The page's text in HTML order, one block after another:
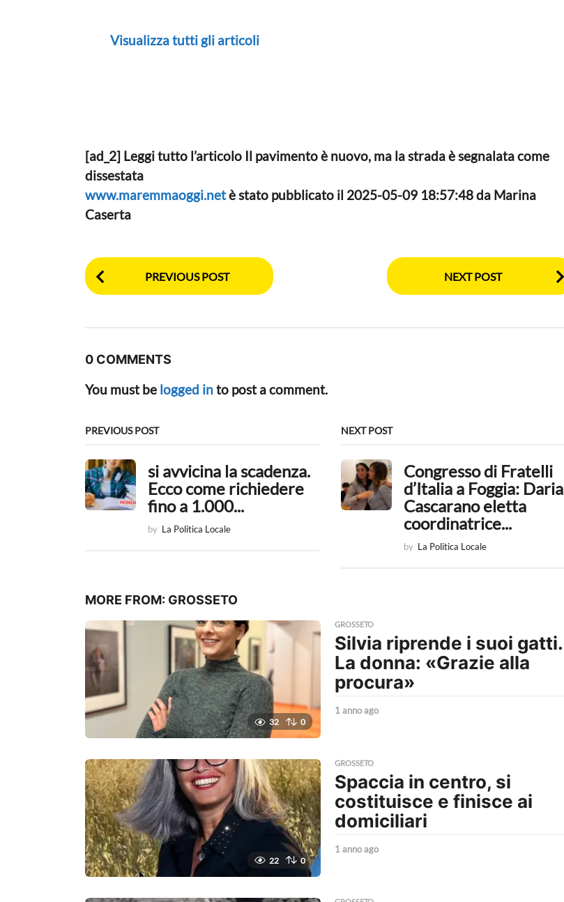
Visualizza tutti gli articoli
[ad_2] Leggi tutto l’articolo Il pavimento è nuovo, ma la strada è segnalata come
dissestata
www.maremmaoggi.netè stato pubblicato il 2025-05-09 18:57:48 da Marina
Caserta
P
o
t
P
a
g
i
n
a
o
n
PREVIOUS POST NEXT POST
0 COMMENTS
You must be logged into post a comment.
PREVIOUS POST
si avvicina la scadenza.
Ecco come richiedere
fino a 1.000...
by La Politica Locale
NEXT POST
Congresso di Fratelli
d’Italia a Foggia: Daria
Cascarano eletta
coordinatrice...
by La Politica Locale
MORE FROM: GROSSETO
32 0
GROSSETO
Silvia riprende i suoi gatti.
La donna: «Grazie alla
procura»
1 anno ago1
a
g
o
22 0
GROSSETO
Spaccia in centro, si
costituisce e finisce ai
domiciliari
1 anno ago1